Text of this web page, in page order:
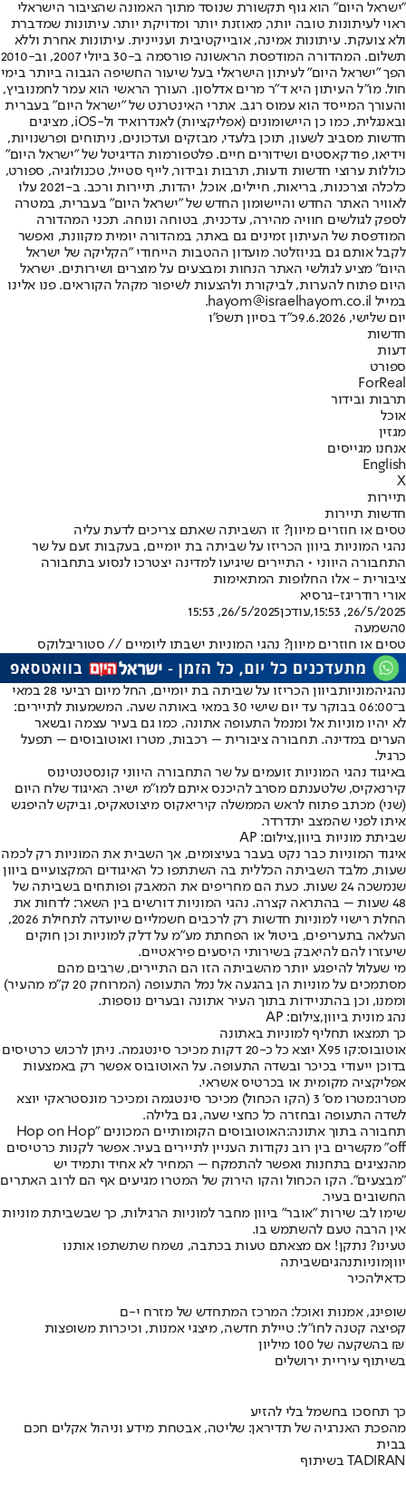
"ישראל היום" הוא גוף תקשורת שנוסד מתוך האמונה שהציבור הישראלי
ראוי לעיתונות טובה יותר, מאוזנת יותר ומדויקת יותר. עיתונות שמדברת
ולא צועקת. עיתונות אמינה, אובייקטיבית ועניינית. עיתונות אחרת וללא
תשלום. המהדורה המודפסת הראשונה פורסמה ב-30 ביולי 2007, וב-2010
הפך "ישראל היום" לעיתון הישראלי בעל שיעור החשיפה הגבוה ביותר בימי
חול. מו"ל העיתון היא ד"ר מרים אדלסון. העורך הראשי הוא עמר לחמנוביץ,
והעורך המייסד הוא עמוס רגב. אתרי האינטרנט של "ישראל היום" בעברית
ובאנגלית, כמו כן היישומונים (אפליקציות) לאנדרואיד ול-iOS, מציגים
חדשות מסביב לשעון, תוכן בלעדי, מבזקים ועדכונים, ניתוחים ופרשנויות,
וידיאו, פודקאסטים ושידורים חיים. פלטפורמות הדיגיטל של "ישראל היום"
כוללות ערוצי חדשות ודעות, תרבות ובידור, לייף סטייל, טכנולוגיה, ספורט,
כלכלה וצרכנות, בריאות, חיילים, אוכל, יהדות, תיירות ורכב. ב-2021 עלו
לאוויר האתר החדש והיישומון החדש של "ישראל היום" בעברית, במטרה
לספק לגולשים חוויה מהירה, עדכנית, בטוחה ונוחה. תכני המהדורה
המודפסת של העיתון זמינים גם באתר, במהדורה יומית מקוונת, ואפשר
לקבל אותם גם בניוזלטר. מועדון ההטבות הייחודי "הקליקה של ישראל
היום" מציע לגולשי האתר הנחות ומבצעים על מוצרים ושירותים. ישראל
היום פתוח להערות, לביקורת ולהצעות לשיפור מקהל הקוראים. פנו אלינו
במייל hayom@israelhayom.co.il.
יום שלישי, 9.6.2026
כ"ד בסיון תשפ"ו
חדשות
דעות
ספורט
ForReal
תרבות ובידור
אוכל
מגזין
אנחנו מגייסים
English
X
תיירות
חדשות תיירות
טסים או חוזרים מיוון? זו השביתה שאתם צריכים לדעת עליה
נהגי המוניות ביוון הכריזו על שביתה בת יומיים, בעקבות זעם על שר
התחבורה היווני • התיירים שיגיעו למדינה יצטרכו לנסוע בתחבורה
ציבורית - אלו החלופות המתאימות
אורי רודריגז-גרסיא
26/5/2025, 15:53
,עודכן26/5/2025, 15:53
0השמעה
טסים או חוזרים מיוון? נהגי המוניות ישבתו ליומיים // סטוריבלוקס
נהגיהמוניות
ביוון הכריזו על שביתה בת יומיים, החל מיום רביעי 28 במאי
ב־06:00 בבוקר עד יום שישי 30 במאי באותה שעה. המשמעות לתיירים:
לא יהיו מוניות אל ומנמל התעופה אתונה, כמו גם בעיר עצמה ובשאר
הערים במדינה. תחבורה ציבורית – רכבות, מטרו ואוטובוסים – תפעל
כרגיל.
באיגוד נהגי המוניות זועמים על שר התחבורה היווני קונסטנטינוס
קירנאקיס, שלטענתם מסרב להיכנס איתם למו"מ ישיר. האיגוד שלח היום
(שני) מכתב פתוח לראש הממשלה קיריאקוס מיצוטאקיס, וביקש להיפגש
איתו לפני שהמצב יתדרדר.
שביתת מוניות ביוון,צילום: AP
איגוד המוניות כבר נקט בעבר בעיצומים, אך השבית את המוניות רק לכמה
שעות, מלבד השביתה הכללית בה השתתפו כל האיגודים המקצועיים ביוון
שנמשכה 24 שעות. כעת הם מחריפים את המאבק ופותחים בשביתה של
48 שעות – בהתראה קצרה. נהגי המוניות דורשים בין השאר: לדחות את
החלת רישוי למוניות חדשות רק לרכבים חשמליים שיועדה לתחילת 2026,
העלאה בתעריפים, ביטול או הפחתת מע"מ על דלק למוניות וכן חוקים
שיעזרו להם להיאבק בשירותי היסעים פיראטיים.
מי שעלול להיפגע יותר מהשביתה הזו הם התיירים, שרבים מהם
מסתמכים על מוניות הן בהגעה אל נמל התעופה (המרוחק 20 ק"מ מהעיר)
וממנו, וכן בהתניידות בתוך העיר אתונה ובערים נוספות.
נהג מונית ביוון,צילום: AP
כך תמצאו תחליף למוניות באתונה
אוטובוס:
קו X95 יוצא כל כ-20 דקות מכיכר סינטגמה. ניתן לרכוש כרטיסים
בדוכן ייעודי בכיכר ובשדה התעופה. על האוטובוס אפשר רק באמצעות
אפליקציה מקומית או בכרטיס אשראי.
מטרו:
מטרו מס' 3 (הקו הכחול) מכיכר סינטגמה ומכיכר מונסטראקי יוצא
לשדה התעופה ובחזרה כל כחצי שעה, גם בלילה.
תחבורה בתוך אתונה:
האוטובוסים הקומותיים המכונים "Hop on Hop
off" מקשרים בין רוב נקודות העניין לתיירים בעיר. אפשר לקנות כרטיסים
מהנציגים בתחנות ואפשר להתמקח – המחיר לא אחיד ותמיד יש
"מבצעים". הקו הכחול והקו הירוק של המטרו מגיעים אף הם לרוב האתרים
החשובים בעיר.
שימו לב: שירות "אובר" ביוון מחבר למוניות הרגילות, כך שבשביתת מוניות
אין הרבה טעם להשתמש בו.
טעינו? נתקן! אם מצאתם טעות בכתבה, נשמח שתשתפו אותנו
יווןמוניותנהגיםשביתה
כדאילהכיר
שופינג, אמנות ואוכל: המרכז המתחדש של מזרח י-ם
קפיצה קטנה לחו"ל: טיילת חדשה, מיצגי אמנות, וכיכרות משופצות
בהשקעה של 100 מיליון ₪
בשיתוף עיריית ירושלים
כך תחסכו בחשמל בלי להזיע
מהפכת האנרגיה של תדיראן: שליטה, אבטחת מידע וניהול אקלים חכם
בבית
בשיתוף TADIRAN